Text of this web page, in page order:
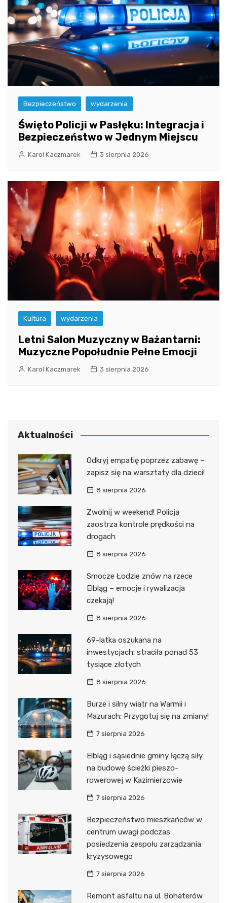
Bezpieczeństwo wydarzenia
Święto Policji w Pasłęku: Integracja i
Bezpieczeństwo w Jednym Miejscu
Karol Kaczmarek 3 sierpnia 2026
Kultura wydarzenia
Letni Salon Muzyczny w Bażantarni:
Muzyczne Popołudnie Pełne Emocji
Karol Kaczmarek 3 sierpnia 2026
Aktualności
Odkryj empatię poprzez zabawę –
zapisz się na warsztaty dla dzieci!
8 sierpnia 2026
Zwolnij w weekend! Policja
zaostrza kontrole prędkości na
drogach
8 sierpnia 2026
Smocze Łodzie znów na rzece
Elbląg – emocje i rywalizacja
czekają!
8 sierpnia 2026
69-latka oszukana na
inwestycjach: straciła ponad 53
tysiące złotych
8 sierpnia 2026
Burze i silny wiatr na Warmii i
Mazurach: Przygotuj się na zmiany!
7 sierpnia 2026
Elbląg i sąsiednie gminy łączą siły
na budowę ścieżki pieszo-
rowerowej w Kazimierzowie
7 sierpnia 2026
Bezpieczeństwo mieszkańców w
centrum uwagi podczas
posiedzenia zespołu zarządzania
kryzysowego
7 sierpnia 2026
Remont asfaltu na ul. Bohaterów